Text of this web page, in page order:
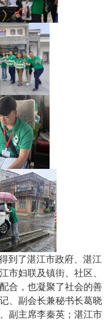
到了湛江市政府、湛江
市妇联及镇街、社区、
合，也凝聚了社会的善
、副会长兼秘书长葛晓
副主席李秦英；湛江市